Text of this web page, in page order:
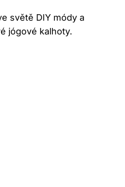
světě DIY módy a
jógové kalhoty.